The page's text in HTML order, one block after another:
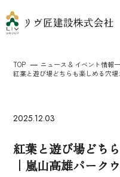
TOP
ニュース & イベント情報
紅葉と遊び場どちらも楽しめる穴
2025.12.03
紅葉と遊び場どち
｜嵐山高雄パーク